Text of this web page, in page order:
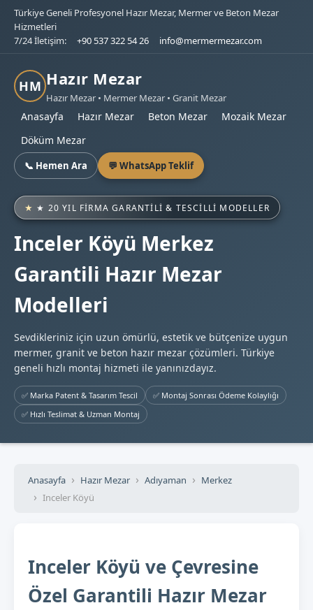
Türkiye Geneli Profesyonel Hazır Mezar, Mermer ve Beton Mezar
Hizmetleri
7/24 İletişim:
+90 537 322 54 26 info@mermermezar.com
HM Hazır Mezar
Hazır Mezar • Mermer Mezar • Granit Mezar
Anasayfa Hazır Mezar Beton Mezar
Mozaik Mezar
Döküm Mezar
📞 Hemen Ara 💬 WhatsApp Teklif
★ 20 YIL FIRMA GARANTILI & TESCILLI MODELLER
Inceler Köyü Merkez
Garantili Hazır Mezar
Modelleri
Sevdikleriniz için uzun ömürlü, estetik ve bütçenize uygun
mermer, granit ve beton hazır mezar çözümleri. Türkiye
geneli hızlı montaj hizmeti ile yanınızdayız.
✅ Marka Patent & Tasarım Tescil
✅ Montaj Sonrası Ödeme Kolaylığı
✅ Hızlı Teslimat & Uzman Montaj
Anasayfa Hazır Mezar Adıyaman
Merkez
Inceler Köyü
Inceler Köyü ve Çevresine
Özel Garantili Hazır Mezar